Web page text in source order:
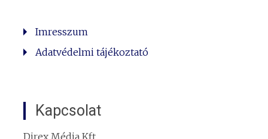
Imresszum
Adatvédelmi tájékoztató
Kapcsolat
Direx Média Kft.